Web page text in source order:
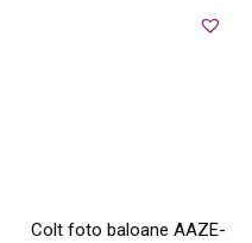
Colt foto baloane AAZE-